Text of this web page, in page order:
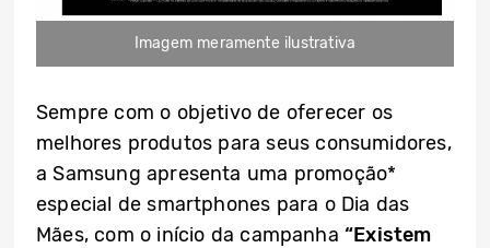
Imagem meramente ilustrativa
Sempre com o objetivo de oferecer os
melhores produtos para seus consumidores,
a Samsung apresenta uma promoção*
especial de smartphones para o Dia das
Mães, com o início da campanha“Existem